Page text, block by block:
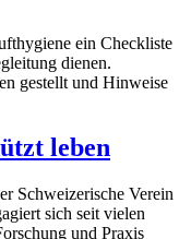
hygiene ein Checkliste
dienen.
gestellt und Hinweise
leben
Schweizerische Verein
sich seit vielen
und Praxis